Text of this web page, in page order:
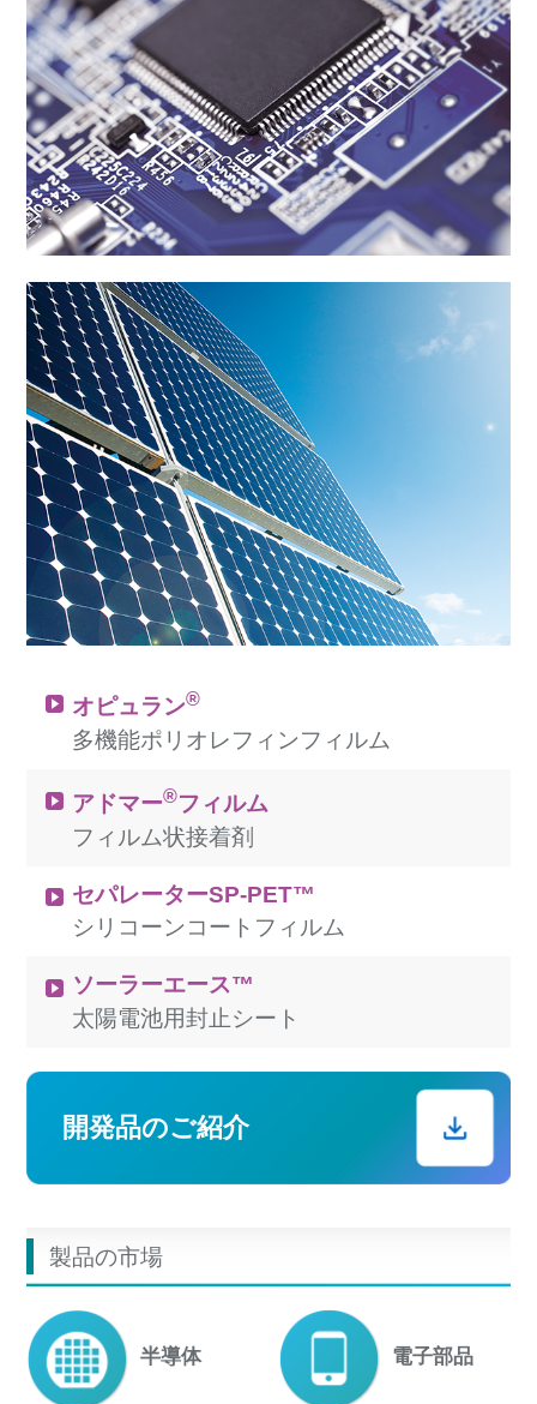
オピュラン®
多機能ポリオレフィンフィルム
アドマー®フィルム
フィルム状接着剤
セパレーターSP-PET™
シリコーンコートフィルム
ソーラーエース™
太陽電池用封止シート
開発品のご紹介
製品の市場
半導体 電子部品